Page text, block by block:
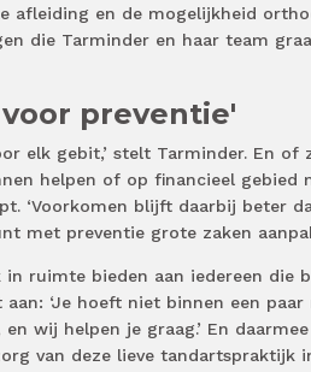
afleiding en de mogelijkheid
die Tarminder en haar team
preventie'
elk gebit,’ stelt Tarminder. En
helpen of op financieel gebied
‘Voorkomen blijft daarbij beter
met preventie grote zaken
ruimte bieden aan iedereen die
‘Je hoeft niet binnen een
wij helpen je graag.’ En
van deze lieve tandartspraktijk